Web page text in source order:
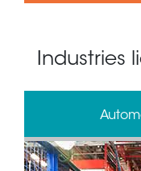
Industries